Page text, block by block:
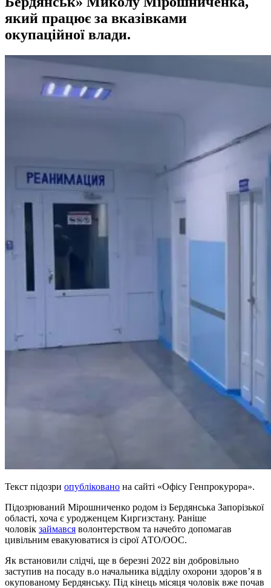
який працює за вказівками
окупаційної влади.
Текст підозри опубліковано на сайті «Офісу Генпрокурора».
Підозрюваний Мірошниченко родом із Бердянська Запорізької
області, хоча є уродженцем Киргизстану. Раніше
чоловік займався волонтерством та начебто допомагав
цивільним евакуюватися із сірої АТО/ООС.
Як встановили слідчі, ще в березні 2022 він добровільно
заступив на посаду в.о начальника відділу охорони здоров’я в
окупованому Бердянську. Під кінець місяця чоловік вже почав